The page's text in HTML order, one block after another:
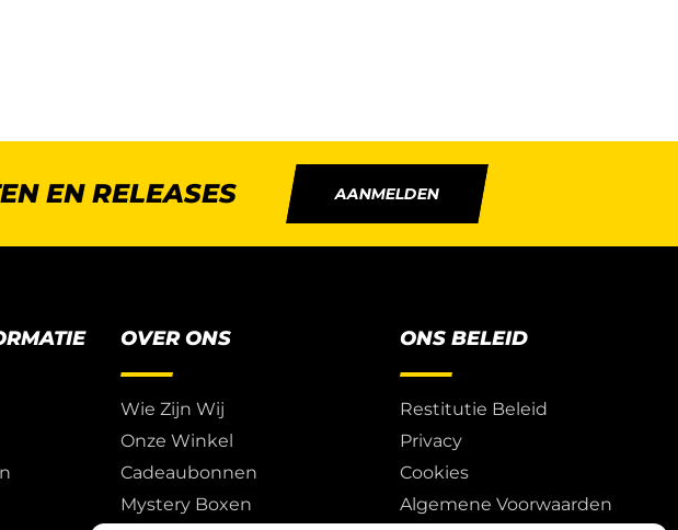
EN RELEASES AANMELDEN
OVER ONS
Wie Zijn Wij
Onze Winkel
Cadeaubonnen
Mystery Boxen
ONS BELEID
Restitutie Beleid
Privacy
Cookies
Algemene Voorwaarden